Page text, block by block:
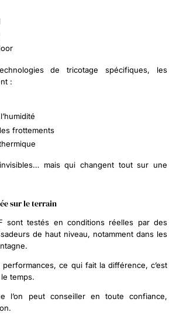
de tricotage spécifiques, les
:
frottements
mais qui changent tout sur une
sur le terrain
sont testés en conditions réelles par des
de haut niveau, notamment dans les
performances, ce qui fait la différence, c’est
temps.
l’on peut conseiller en toute confiance,